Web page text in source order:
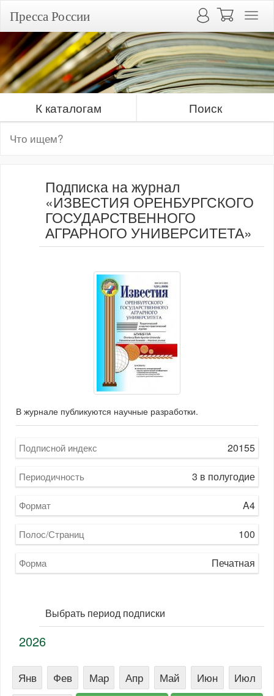
Пресса России
К каталогам Поиск
Подписка на журнал
«ИЗВЕСТИЯ ОРЕНБУРГСКОГО
ГОСУДАРСТВЕННОГО
АГРАРНОГО УНИВЕРСИТЕТА»
В журнале публикуются научные разработки.
Подписной индекс 20155
Периодичность 3 в полугодие
Формат A4
Полос/Страниц 100
Форма Печатная
Выбрать период подписки
2026
Янв Фев Мар Апр Май Июн
Июл